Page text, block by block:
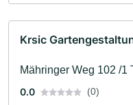
Krsic
Mähringer Weg 102 /
0.0
(0)